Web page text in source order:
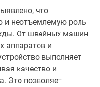
что
и неотъемлемую роль
От швейных машин
аппаратов и
выполняет
качество и
Это позволяет